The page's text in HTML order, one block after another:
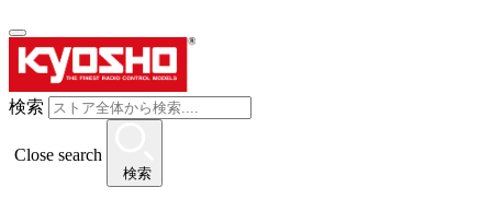
検索
Close search
検索